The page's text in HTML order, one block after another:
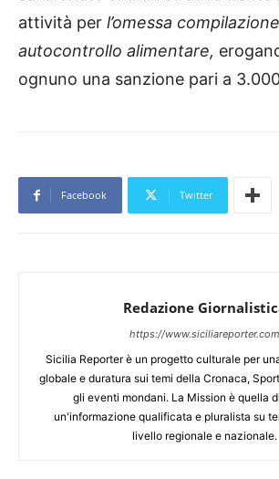
attività per l’omessa
autocontrollo alimentare,
ognuno una sanzione pari a
Facebook Twitter
Redazione
https://www.siciliareporter.com
Sicilia Reporter è un progetto culturale per
globale e duratura sui temi della Cronaca,
gli eventi mondani. La Mission è quella
un'informazione qualificata e pluralista su
livello regionale e nazionale.